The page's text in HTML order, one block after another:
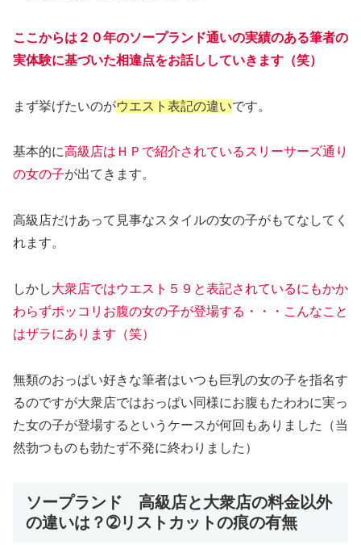
ここからは２０年のソープランド通いの実績のある筆者の
実体験に基づいた相違点をお話ししていきます（笑）
まず挙げたいのがウエスト表記の違いです。
基本的に高級店はＨＰで紹介されているスリーサーズ通り
の女の子が出てきます。
高級店だけあって見事なスタイルの女の子がもてなしてく
れます。
しかし大衆店ではウエスト５９と表記されているにもかか
わらずポッコリお腹の女の子が登場する・・・こんなこと
はザラにあります（笑）
無類のおっぱい好きな筆者はいつも巨乳の女の子を指名す
るのですが大衆店ではおっぱい同様にお腹もたわわに実っ
た女の子が登場するというケースが何回もありました（当
然勃つものも勃たず不発に終わりました）
ソープランド 高級店と大衆店の料金以外
の違いは？➁リストカットの痕の有無